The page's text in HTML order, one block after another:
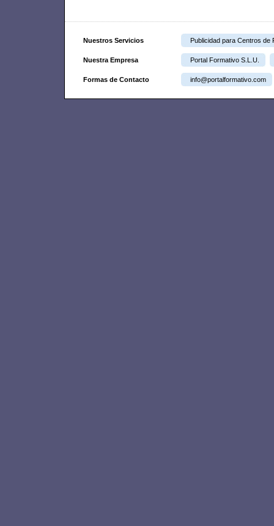
Nuestros Servicios Publicidad para Centros de
Nuestra Empresa Portal Formativo S.L.U.
Formas de Contacto info@portalformativo.com